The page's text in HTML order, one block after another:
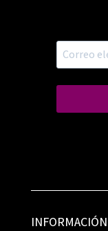
INFORMACIÓN